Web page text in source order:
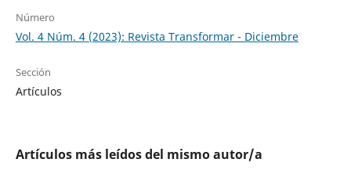
Número
Vol. 4 Núm. 4 (2023): Revista Transformar - Diciembre
Sección
Artículos
Artículos más leídos del mismo autor/a